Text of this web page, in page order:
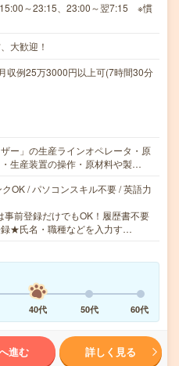
～23:15、23:00～翌7:15 ※慣
大歓迎！
例25万3000円以上可(7時間30分
ー」の生産ラインオペレータ・原
生産装置の操作・原材料や製…
OK / パソコンスキル不要 / 英語力
前登録だけでもOK！履歴書不要
★氏名・職種などを入力す…
40代 50代 60代
進む 詳しく見る